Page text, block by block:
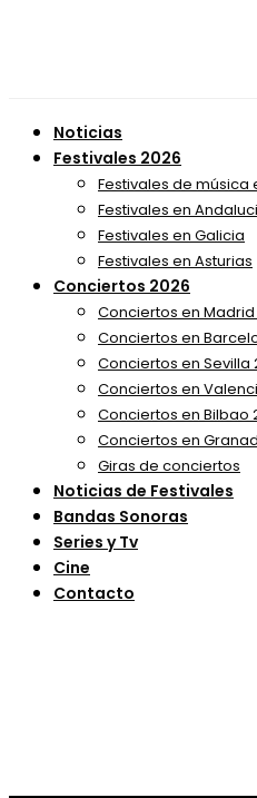
Noticias
Festivales 2026
Festivales de música
Festivales en
Festivales en Galicia
Festivales en Asturias
Conciertos 2026
Conciertos en Madrid
Conciertos en
Conciertos en Sevilla
Conciertos en
Conciertos en Bilbao
Conciertos en
Giras de conciertos
Noticias de Festivales
Bandas Sonoras
Series y Tv
Cine
Contacto